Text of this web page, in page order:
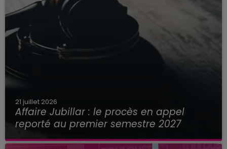
21 juillet 2026
Affaire Jubillar : le procès en appel
reporté au premier semestre 2027